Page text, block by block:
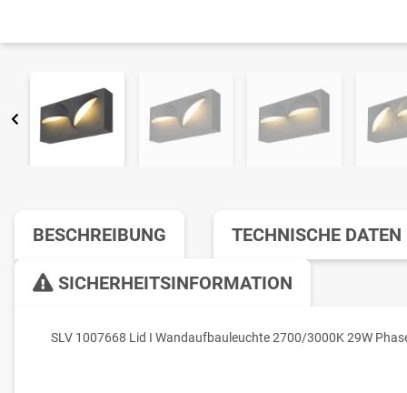
BESCHREIBUNG TECHNISCHE DATEN
SICHERHEITSINFORMATION
SLV 1007668 Lid I Wandaufbauleuchte 2700/3000K 29W